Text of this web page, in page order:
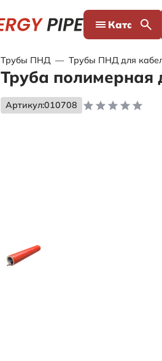
Каталог
Трубы ПНД — Трубы ПНД для
Труба полимерная
Артикул:010708